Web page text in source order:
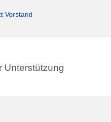
Vorstand
Unterstützung